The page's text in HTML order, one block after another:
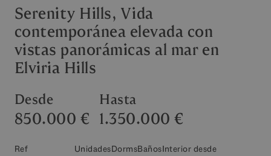
Serenity Hills, Vida
contemporánea elevada con
vistas panorámicas al mar en
Elviria Hills
Desde
850.000 €
Hasta
1.350.000 €
Ref UnidadesDormsBañosInterior desde